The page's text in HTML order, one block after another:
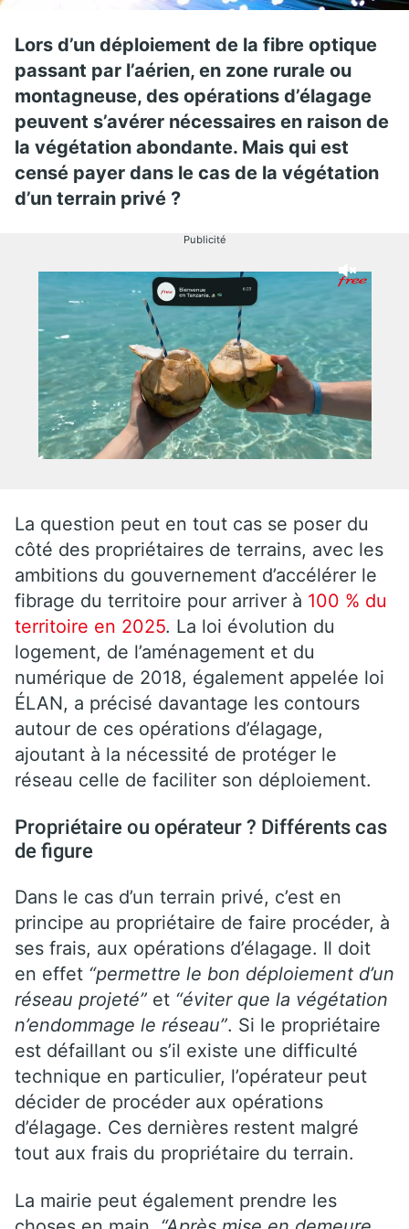
Lors d’un déploiement de la fibre optique
passant par l’aérien, en zone rurale ou
montagneuse, des opérations d’élagage
peuvent s’avérer nécessaires en raison de
la végétation abondante. Mais qui est
censé payer dans le cas de la végétation
d’un terrain privé ?
Publicité
La question peut en tout cas se poser du
côté des propriétaires de terrains, avec les
ambitions du gouvernement d’accélérer le
fibrage du territoire pour arriver à 100 % du
territoire en 2025. La loi évolution du
logement, de l’aménagement et du
numérique de 2018, également appelée loi
ÉLAN, a précisé davantage les contours
autour de ces opérations d’élagage,
ajoutant à la nécessité de protéger le
réseau celle de faciliter son déploiement.
Propriétaire ou opérateur ? Différents cas
de figure
Dans le cas d’un terrain privé, c’est en
principe au propriétaire de faire procéder, à
ses frais, aux opérations d’élagage. Il doit
en effet “permettre le bon déploiement d’un
réseau projeté” et “éviter que la végétation
n’endommage le réseau”. Si le propriétaire
est défaillant ou s’il existe une difficulté
technique en particulier, l’opérateur peut
décider de procéder aux opérations
d’élagage. Ces dernières restent malgré
tout aux frais du propriétaire du terrain.
La mairie peut également prendre les